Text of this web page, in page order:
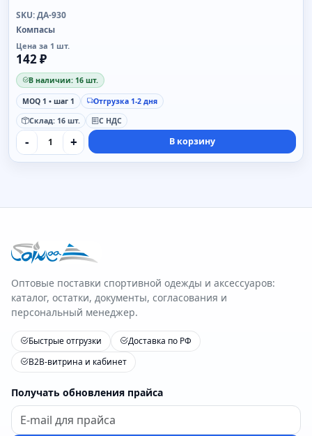
SKU: ДА-930
Компасы
Цена за 1 шт.
142 ₽
В наличии: 16 шт.
MOQ 1 • шаг 1
Отгрузка 1-2 дня
Склад: 16 шт.
С НДС
- + В корзину
Оптовые поставки спортивной одежды и аксессуаров:
каталог, остатки, документы, согласования и
персональный менеджер.
Быстрые отгрузки
Доставка по РФ
B2B-витрина и кабинет
Получать обновления прайса